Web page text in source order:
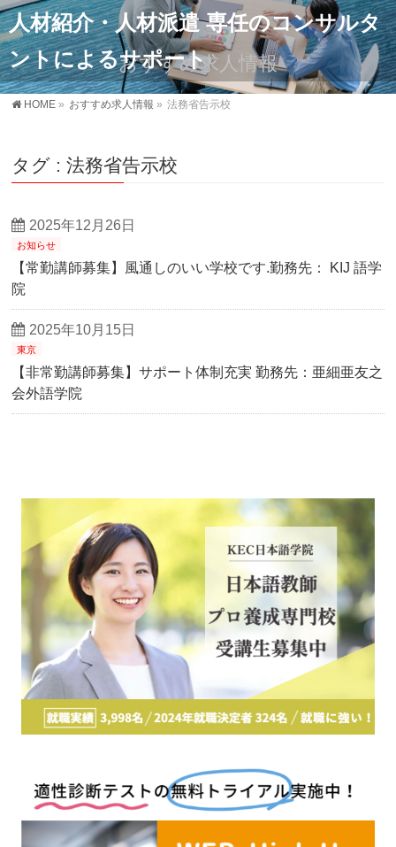
人材紹介・人材派遣 専任のコンサルタ
ントによるサポート
おすすめ求人情報
HOME » おすすめ求人情報 » 法務省告示校
タグ : 法務省告示校
2025年12月26日
お知らせ
【常勤講師募集】風通しのいい学校です.勤務先： KIJ 語学
院
2025年10月15日
東京
【非常勤講師募集】サポート体制充実 勤務先：亜細亜友之
会外語学院